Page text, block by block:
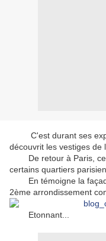
C'est durant ses
découvrit les vestiges de
De retour à Paris,
certains quartiers
En témoigne la
2ème arrondissement
Etonnant...